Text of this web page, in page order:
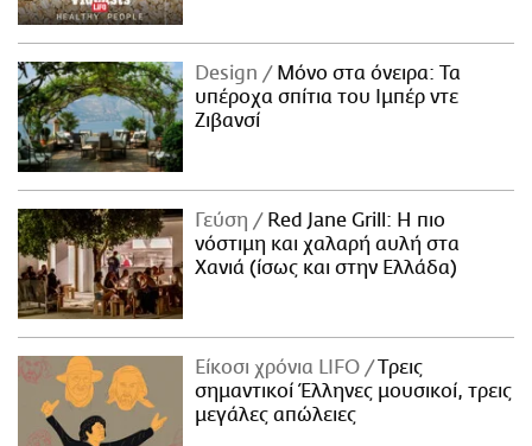
Design
Μόνο στα όνειρα: Τα
υπέροχα σπίτια του Ιμπέρ ντε
Ζιβανσί
Γεύση
Red Jane Grill: Η πιο
νόστιμη και χαλαρή αυλή στα
Χανιά (ίσως και στην Ελλάδα)
Είκοσι χρόνια LIFO
Tρεις
σημαντικοί Έλληνες μουσικοί, τρεις
μεγάλες απώλειες